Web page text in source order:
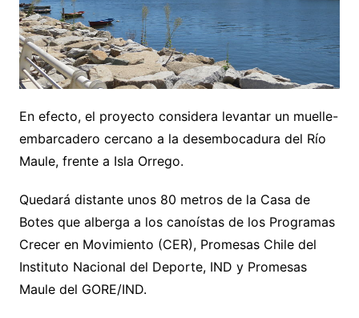
En efecto, el proyecto considera levantar un muelle-
embarcadero cercano a la desembocadura del Río
Maule, frente a Isla Orrego.
Quedará distante unos 80 metros de la Casa de
Botes que alberga a los canoístas de los Programas
Crecer en Movimiento (CER), Promesas Chile del
Instituto Nacional del Deporte, IND y Promesas
Maule del GORE/IND.